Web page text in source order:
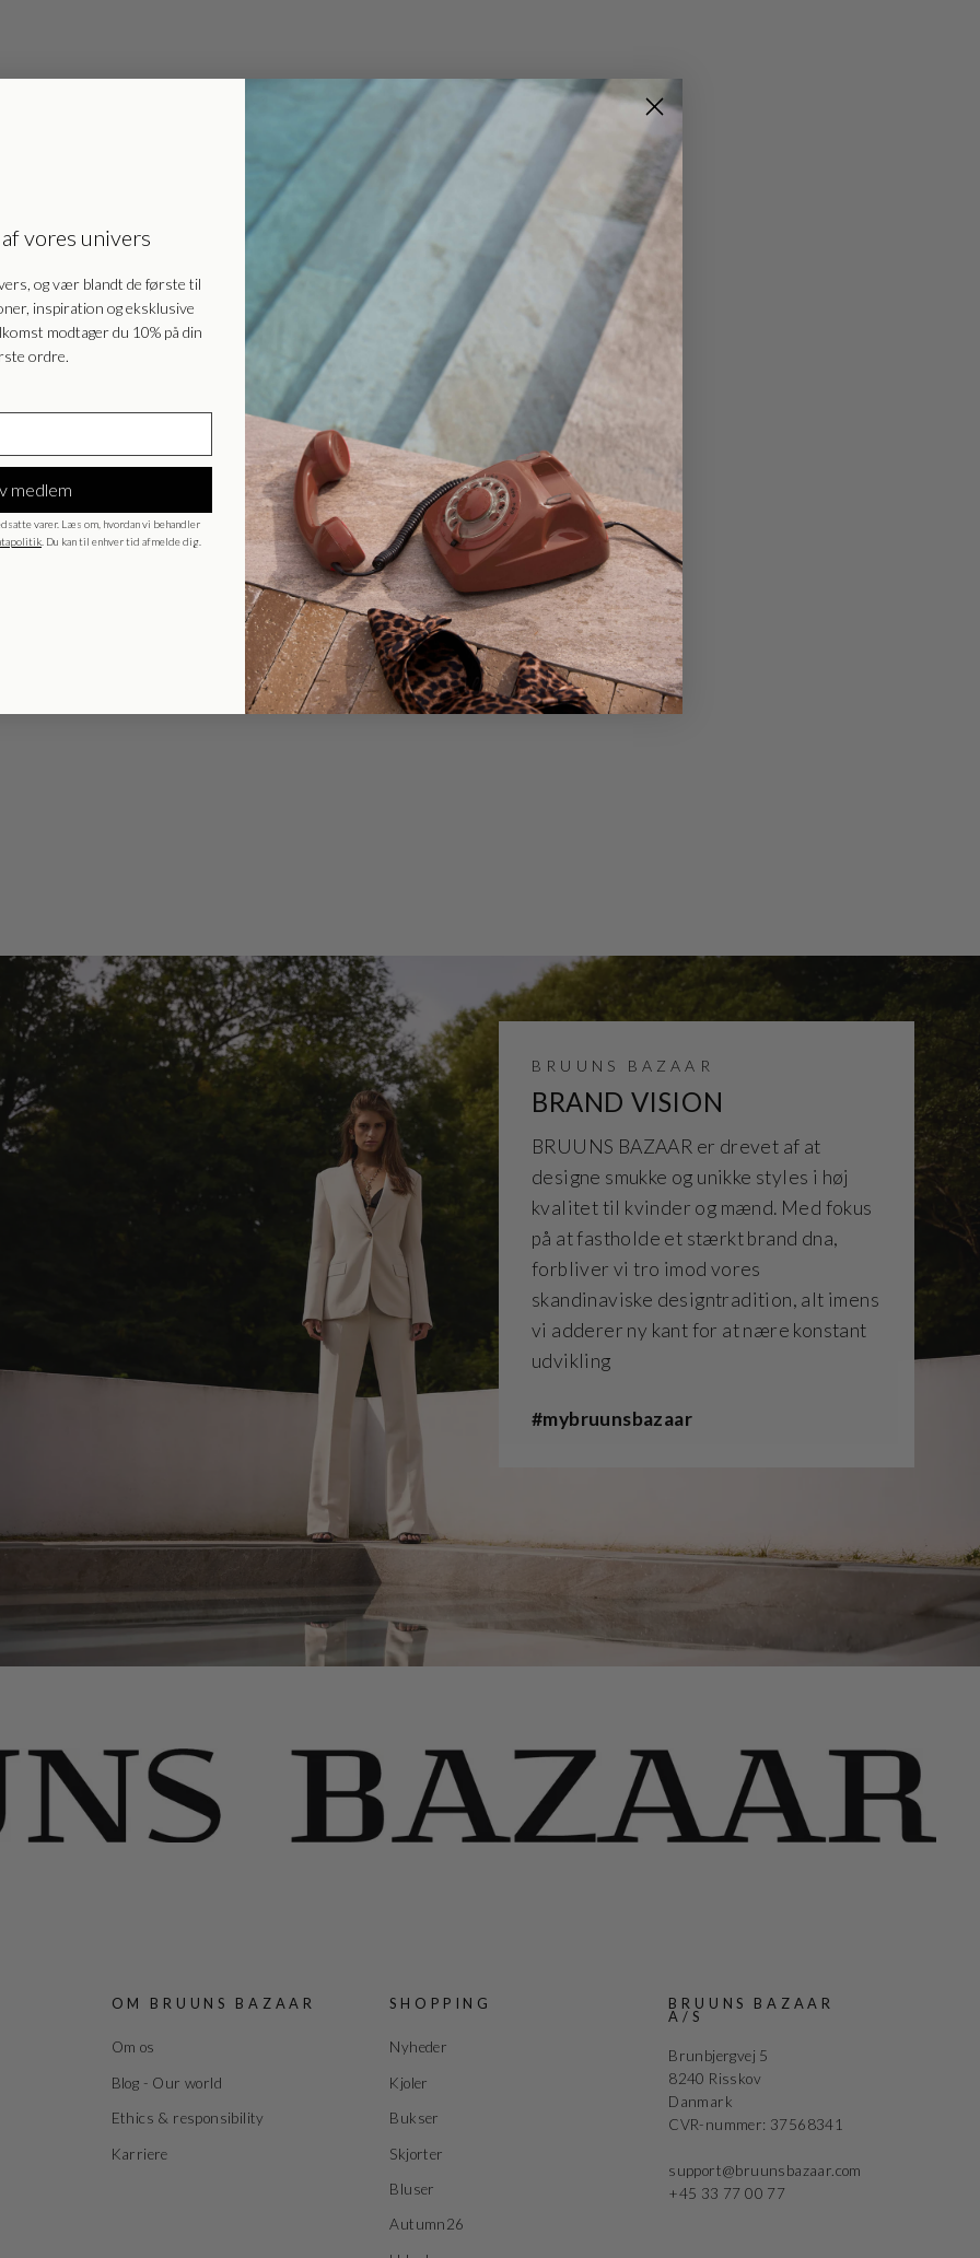
Danmark - DK DKK
EU - EU
Nederlands - NL EUR
Deutschland - DE EUR
BRUUNS BAZAAR
BRAND VISION
BRUUNS BAZAAR er drevet af at
designe smukke og unikke styles i høj
kvalitet til kvinder og mænd. Med fokus
på at fastholde et stærkt brand dna,
forbliver vi tro imod vores
skandinaviske designtradition, alt imens
vi adderer ny kant for at nære konstant
udvikling
#mybruunsbazaar
OM BRUUNS BAZAAR
Om os
Blog - Our world
Ethics & responsibility
Karriere
SHOPPING
Nyheder
Kjoler
Bukser
Skjorter
Bluser
Autumn26
BRUUNS BAZAAR
A/S
Brunbjergvej 5
8240 Risskov
Danmark
CVR-nummer: 37568341
support@bruunsbazaar.com
+45 33 77 00 77
vores univers
og vær blandt de første til
inspiration og eksklusive
modtager du 10% på din
ordre.
medlem
varer. Læs om, hvordan vi behandler
. Du kan til enhver tid afmelde dig.